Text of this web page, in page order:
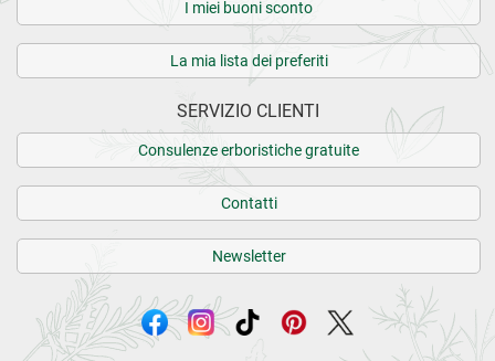
I miei buoni sconto
La mia lista dei preferiti
SERVIZIO CLIENTI
Consulenze erboristiche gratuite
Contatti
Newsletter